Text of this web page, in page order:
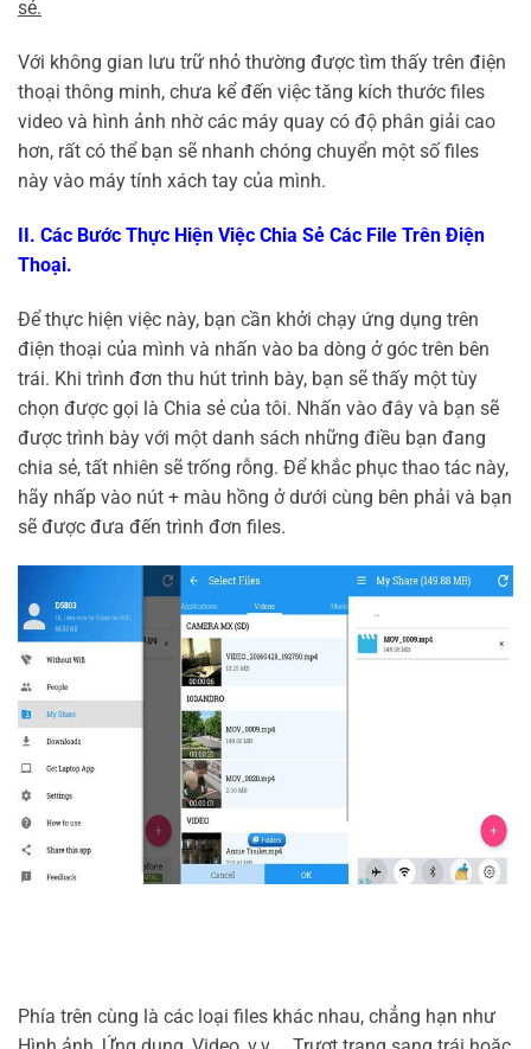
sẻ.
Với không gian lưu trữ nhỏ thường được tìm thấy trên điện
thoại thông minh, chưa kể đến việc tăng kích thước files
video và hình ảnh nhờ các máy quay có độ phân giải cao
hơn, rất có thể bạn sẽ nhanh chóng chuyển một số files
này vào máy tính xách tay của mình.
II. Các Bước Thực Hiện Việc Chia Sẻ Các File Trên Điện
Thoại.
Để thực hiện việc này, bạn cần khởi chạy ứng dụng trên
điện thoại của mình và nhấn vào ba dòng ở góc trên bên
trái. Khi trình đơn thu hút trình bày, bạn sẽ thấy một tùy
chọn được gọi là Chia sẻ của tôi. Nhấn vào đây và bạn sẽ
được trình bày với một danh sách những điều bạn đang
chia sẻ, tất nhiên sẽ trống rỗng. Để khắc phục thao tác này,
hãy nhấp vào nút + màu hồng ở dưới cùng bên phải và bạn
sẽ được đưa đến trình đơn files.
Phía trên cùng là các loại files khác nhau, chẳng hạn như